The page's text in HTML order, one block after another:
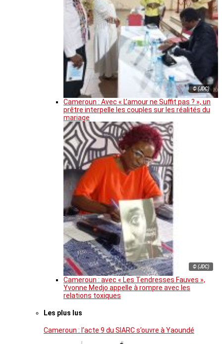
© (JDC)
Cameroun : Avec « L’amour ne Suffit pas ? », un
prêtre interpelle les couples sur les réalités du
mariage
© (JDC)
Cameroun : avec « Les Tendresses Fauves »,
Yvonne Medjo appelle à rompre avec les
relations toxiques
Les plus lus
Cameroun : l’acte 9 du SIARC s’ouvre à Yaoundé